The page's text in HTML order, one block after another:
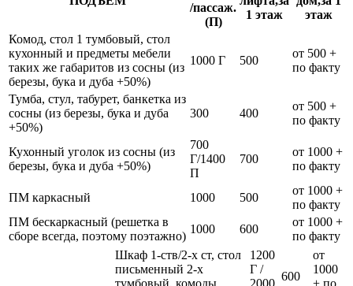
/пассаж.
(П)
1 этаж
этаж
Комод, стол 1 тумбовый, стол
кухонный и предметы мебели
таких же габаритов из сосны (из
березы, бука и дуба +50%)
1000 Г 500
от 500 +
по факту
Тумба, стул, табурет, банкетка из
сосны (из березы, бука и дуба
+50%)
300 400
от 500 +
по факту
Кухонный уголок из сосны (из
березы, бука и дуба +50%)
700
Г/1400
П
700
от 1000 +
по факту
ПМ каркасный 1000 500
от 1000 +
по факту
ПМ бескаркасный (решетка в
сборе всегда, поэтому поэтажно)
1000 600
от 1000 +
по факту
Шкаф 1-ств/2-х ст, стол
письменный 2-х
тумбовый, комоды
1200
Г /
2000
600
от
1000
+ по